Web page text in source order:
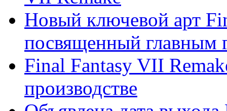
Новый ключевой арт
посвященный главным
Final Fantasy VII
производстве